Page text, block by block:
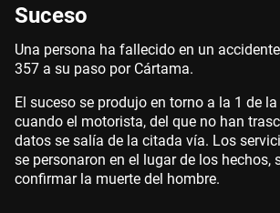
Suceso
Una persona ha fallecido en un
357 a su paso por Cártama.
El suceso se produjo en torno a la 1 de
cuando el motorista, del que no han
datos se salía de la citada vía. Los
se personaron en el lugar de los hechos,
confirmar la muerte del hombre.